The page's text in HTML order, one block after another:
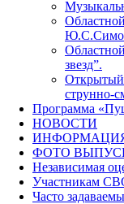
звезд”.
Открытый
струнно-
Программа
НОВОСТИ
ФОТО
Независимая
Участникам
Часто